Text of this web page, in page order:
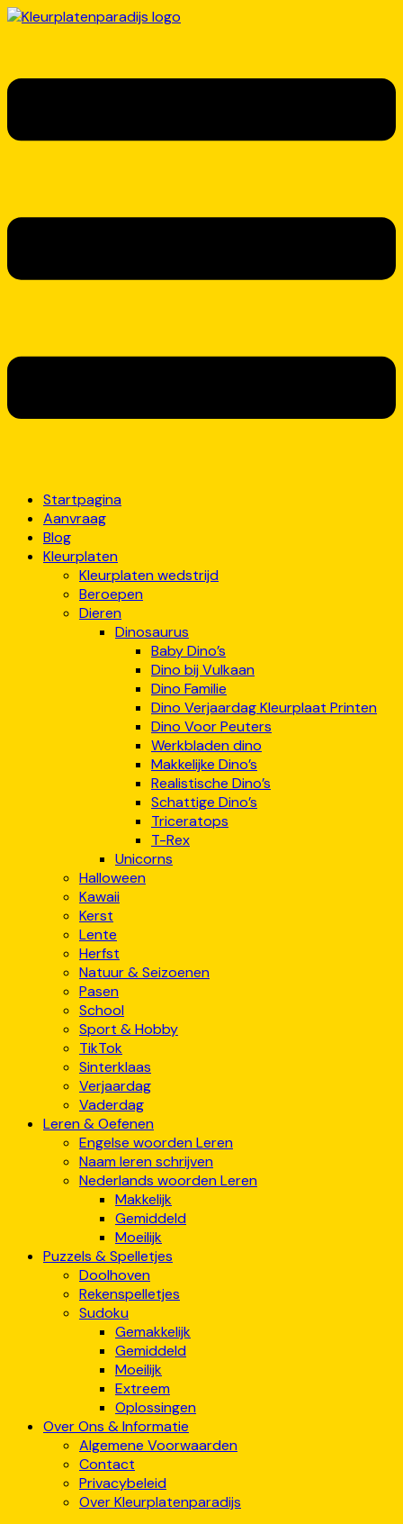
Startpagina
Aanvraag
Blog
Kleurplaten
Kleurplaten wedstrijd
Beroepen
Dieren
Dinosaurus
Baby Dino’s
Dino bij Vulkaan
Dino Familie
Dino Verjaardag Kleurplaat Printen
Dino Voor Peuters
Werkbladen dino
Makkelijke Dino’s
Realistische Dino’s
Schattige Dino’s
Triceratops
T-Rex
Unicorns
Halloween
Kawaii
Kerst
Lente
Herfst
Natuur & Seizoenen
Pasen
School
Sport & Hobby
TikTok
Sinterklaas
Verjaardag
Vaderdag
Leren & Oefenen
Engelse woorden Leren
Naam leren schrijven
Nederlands woorden Leren
Makkelijk
Gemiddeld
Moeilijk
Puzzels & Spelletjes
Doolhoven
Rekenspelletjes
Sudoku
Gemakkelijk
Gemiddeld
Moeilijk
Extreem
Oplossingen
Over Ons & Informatie
Algemene Voorwaarden
Contact
Privacybeleid
Over Kleurplatenparadijs